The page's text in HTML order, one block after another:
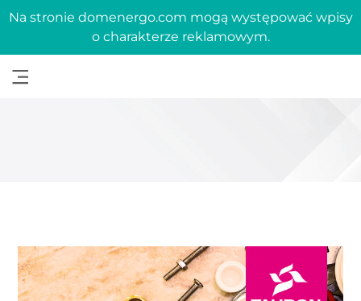
Na stronie domenergo.com mogą występować wpisy
o charakterze reklamowym.